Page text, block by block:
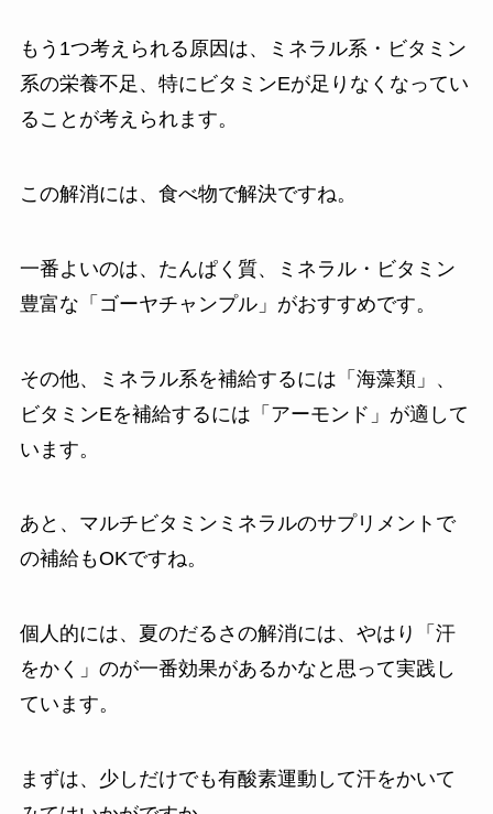
もう1つ考えられる原因は、ミネラル系・ビタミン
系の栄養不足、特にビタミンEが足りなくなってい
ることが考えられます。
この解消には、食べ物で解決ですね。
一番よいのは、たんぱく質、ミネラル・ビタミン
豊富な「ゴーヤチャンプル」がおすすめです。
その他、ミネラル系を補給するには「海藻類」、
ビタミンEを補給するには「アーモンド」が適して
います。
あと、マルチビタミンミネラルのサプリメントで
の補給もOKですね。
個人的には、夏のだるさの解消には、やはり「汗
をかく」のが一番効果があるかなと思って実践し
ています。
まずは、少しだけでも有酸素運動して汗をかいて